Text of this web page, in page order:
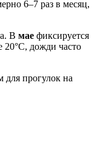
6–7 раз в месяц,
В мае фиксируется
20°C, дожди часто
для прогулок на